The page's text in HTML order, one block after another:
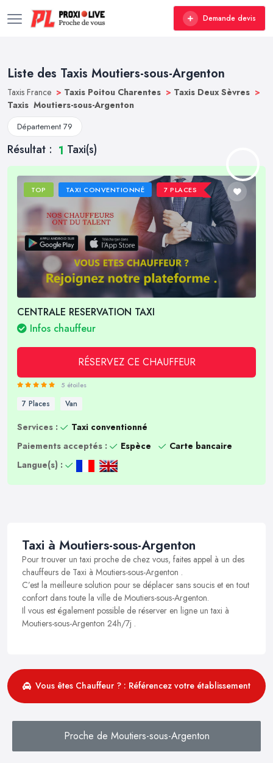
Demande devis
Liste des Taxis Moutiers-sous-Argenton
Taxis France > Taxis Poitou Charentes > Taxis Deux Sèvres >
Taxis Moutiers-sous-Argenton
Département 79
Résultat : 1 Taxi(s)
TOP TAXI CONVENTIONNÉ 7 PLACES
CENTRALE RESERVATION TAXI
Infos chauffeur
RÉSERVEZ CE CHAUFFEUR
5 étoiles
7 Places Van
Services :
Taxi conventionné
Paiements acceptés :
Espèce
Carte bancaire
Langue(s) :
Taxi à Moutiers-sous-Argenton
Pour trouver un taxi proche de chez vous, faites appel à un des
chauffeurs de Taxi à Moutiers-sous-Argenton .
C’est la meilleure solution pour se déplacer sans soucis et en tout
confort dans toute la ville de Moutiers-sous-Argenton.
Il vous est également possible de réserver en ligne un taxi à
Moutiers-sous-Argenton 24h/7j .
Vous êtes Chauffeur ? : Référencez votre établissement
Proche de Moutiers-sous-Argenton